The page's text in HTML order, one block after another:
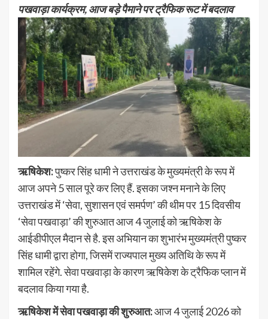
पखवाड़ा कार्यक्रम, आज बड़े पैमाने पर ट्रैफिक रूट में बदलाव
ऋषिकेश:पुष्कर सिंह धामी ने उत्तराखंड के मुख्यमंत्री के रूप में
आज अपने 5 साल पूरे कर लिए हैं. इसका जश्न मनाने के लिए
उत्तराखंड में ‘सेवा, सुशासन एवं समर्पण’ की थीम पर 15 दिवसीय
‘सेवा पखवाड़ा’ की शुरुआत आज 4 जुलाई को ऋषिकेश के
आईडीपीएल मैदान से है. इस अभियान का शुभारंभ मुख्यमंत्री पुष्कर
सिंह धामी द्वारा होगा, जिसमें राज्यपाल मुख्य अतिथि के रूप में
शामिल रहेंगे. सेवा पखवाड़ा के कारण ऋषिकेश के ट्रैफिक प्लान में
बदलाव किया गया है.
ऋषिकेश में सेवा पखवाड़ा की शुरुआत:आज 4 जुलाई 2026 को